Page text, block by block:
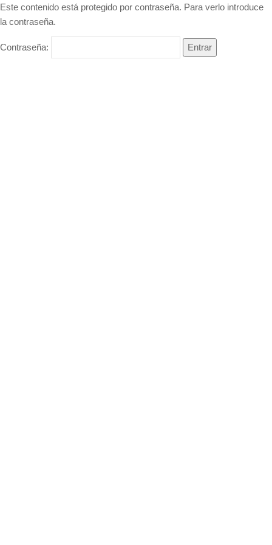
Este contenido está protegido por contraseña. Para verlo introduce
la contraseña.
Contraseña: